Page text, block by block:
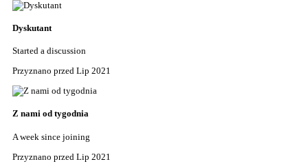
Dyskutant
Started a discussion
Przyznano przed Lip 2021
Z nami od tygodnia
A week since joining
Przyznano przed Lip 2021